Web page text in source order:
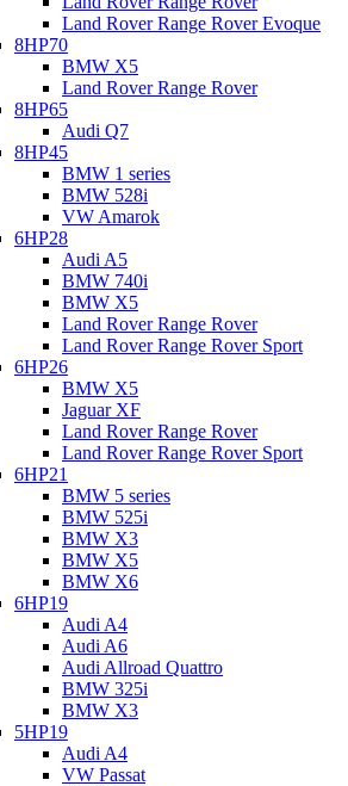
Land Rover Range Rover Evoque
8HP70
BMW X5
Land Rover Range Rover
8HP65
Audi Q7
8HP45
BMW 1 series
BMW 528i
VW Amarok
6HP28
Audi A5
BMW 740i
BMW X5
Land Rover Range Rover
Land Rover Range Rover Sport
6HP26
BMW X5
Jaguar XF
Land Rover Range Rover
Land Rover Range Rover Sport
6HP21
BMW 5 series
BMW 525i
BMW X3
BMW X5
BMW X6
6HP19
Audi A4
Audi A6
Audi Allroad Quattro
BMW 325i
BMW X3
5HP19
Audi A4
VW Passat
«четырехступки» есть на нашем
тут итут.